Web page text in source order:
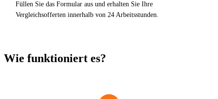
Füllen Sie das Formular aus und erhalten Sie Ihre
Vergleichsofferten innerhalb von 24 Arbeitsstunden.
Wie funktioniert es?